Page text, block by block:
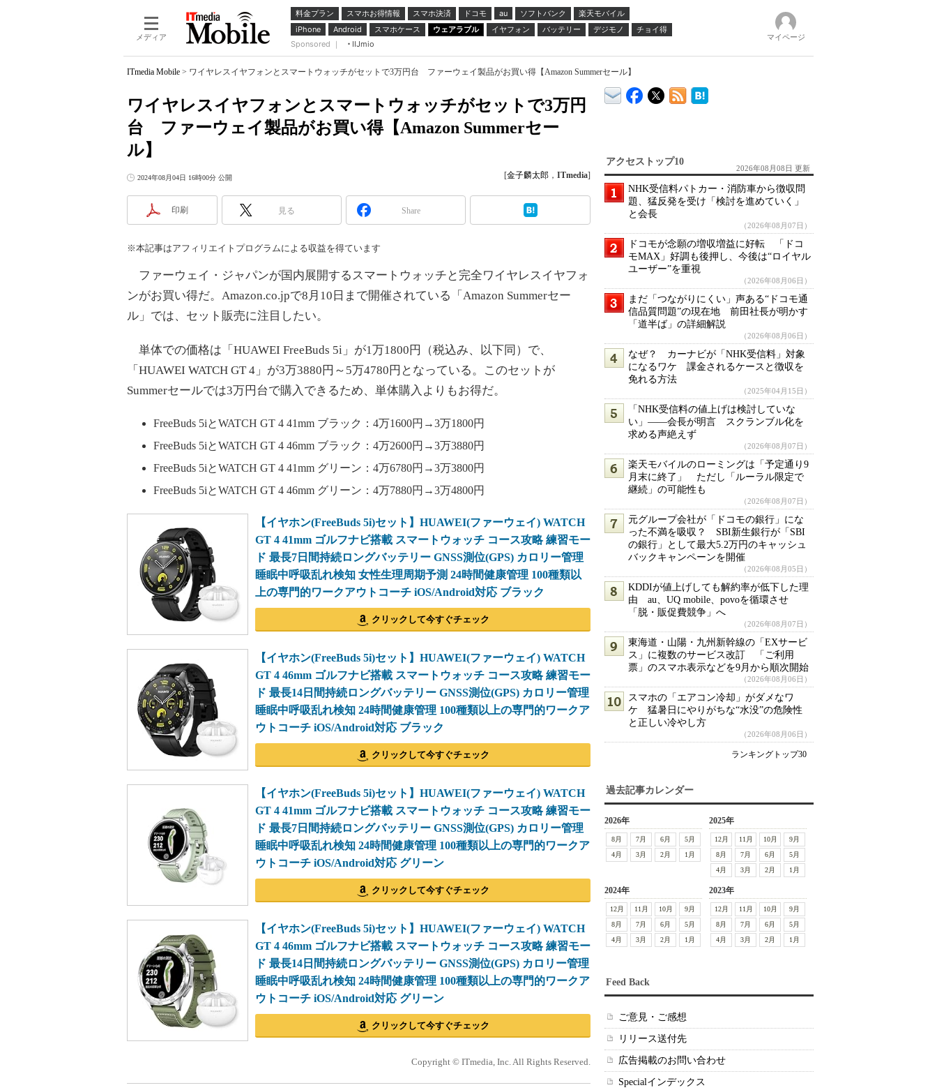
メディア
料金プラン スマホお得情報 スマホ決済 ドコモ au ソフトバンク
楽天モバイル
iPhone
Android スマホケース ウェアラブル イヤフォン バッテリー デジモノ
チョイ得
Sponsored ｜
IIJmio
マイページ
ITmedia Mobile > ワイヤレスイヤフォンとスマートウォッチがセットで3万円台 ファーウェイ製品がお買い得【Amazon Summerセール】
ワイヤレスイヤフォンとスマートウォッチがセットで3万円
台 ファーウェイ製品がお買い得【Amazon Summerセー
ル】
2024年08月04日 16時00分 公開 [金子麟太郎 ， ITmedia]
印刷 見る Share
※本記事はアフィリエイトプログラムによる収益を得ています
ファーウェイ・ジャパンが国内展開するスマートウォッチと完全ワイヤレスイヤフォ
ンがお買い得だ。Amazon.co.jpで8月10日まで開催されている「Amazon Summerセー
ル」では、セット販売に注目したい。
単体での価格は「HUAWEI FreeBuds 5i」が1万1800円（税込み、以下同）で、
「HUAWEI WATCH GT 4」が3万3880円～5万4780円となっている。このセットが
Summerセールでは3万円台で購入できるため、単体購入よりもお得だ。
FreeBuds 5iとWATCH GT 4 41mm ブラック：4万1600円→3万1800円
FreeBuds 5iとWATCH GT 4 46mm ブラック：4万2600円→3万3880円
FreeBuds 5iとWATCH GT 4 41mm グリーン：4万6780円→3万3800円
FreeBuds 5iとWATCH GT 4 46mm グリーン：4万7880円→3万4800円
【イヤホン(FreeBuds 5i)セット】HUAWEI(ファーウェイ) WATCH
GT 4 41mm ゴルフナビ搭載 スマートウォッチ コース攻略 練習モー
ド 最長7日間持続ロングバッテリー GNSS測位(GPS) カロリー管理
睡眠中呼吸乱れ検知 女性生理周期予測 24時間健康管理 100種類以
上の専門的ワークアウトコーチ iOS/Android対応 ブラック
クリックして今すぐチェック
【イヤホン(FreeBuds 5i)セット】HUAWEI(ファーウェイ) WATCH
GT 4 46mm ゴルフナビ搭載 スマートウォッチ コース攻略 練習モー
ド 最長14日間持続ロングバッテリー GNSS測位(GPS) カロリー管理
睡眠中呼吸乱れ検知 24時間健康管理 100種類以上の専門的ワークア
ウトコーチ iOS/Android対応 ブラック
クリックして今すぐチェック
【イヤホン(FreeBuds 5i)セット】HUAWEI(ファーウェイ) WATCH
GT 4 41mm ゴルフナビ搭載 スマートウォッチ コース攻略 練習モー
ド 最長7日間持続ロングバッテリー GNSS測位(GPS) カロリー管理
睡眠中呼吸乱れ検知 24時間健康管理 100種類以上の専門的ワークア
ウトコーチ iOS/Android対応 グリーン
クリックして今すぐチェック
【イヤホン(FreeBuds 5i)セット】HUAWEI(ファーウェイ) WATCH
GT 4 46mm ゴルフナビ搭載 スマートウォッチ コース攻略 練習モー
ド 最長14日間持続ロングバッテリー GNSS測位(GPS) カロリー管理
睡眠中呼吸乱れ検知 24時間健康管理 100種類以上の専門的ワークア
ウトコーチ iOS/Android対応 グリーン
クリックして今すぐチェック
Copyright © ITmedia, Inc. All Rights Reserved.
アクセストップ10
2026年08月08日 更新
NHK受信料パトカー・消防車から徴収問
題、猛反発を受け「検討を進めていく」
と会長
（2026年08月07日）
ドコモが念願の増収増益に好転 「ドコ
モMAX」好調も後押し、今後は“ロイヤル
ユーザー”を重視
（2026年08月06日）
まだ「つながりにくい」声ある“ドコモ通
信品質問題”の現在地 前田社長が明かす
「道半ば」の詳細解説
（2026年08月06日）
なぜ？ カーナビが「NHK受信料」対象
になるワケ 課金されるケースと徴収を
免れる方法
（2025年04月15日）
「NHK受信料の値上げは検討していな
い」――会長が明言 スクランブル化を
求める声絶えず
（2026年08月07日）
楽天モバイルのローミングは「予定通り9
月末に終了」 ただし「ルーラル限定で
継続」の可能性も
（2026年08月07日）
元グループ会社が「ドコモの銀行」にな
った不満を吸収？ SBI新生銀行が「SBI
の銀行」として最大5.2万円のキャッシュ
バックキャンペーンを開催
（2026年08月05日）
KDDIが値上げしても解約率が低下した理
由 au、UQ mobile、povoを循環させ
「脱・販促費競争」へ
（2026年08月07日）
東海道・山陽・九州新幹線の「EXサービ
ス」に複数のサービス改訂 「ご利用
票」のスマホ表示などを9月から順次開始
（2026年08月06日）
スマホの「エアコン冷却」がダメなワ
ケ 猛暑日にやりがちな“水没”の危険性
と正しい冷やし方
（2026年08月06日）
ランキングトップ30
過去記事カレンダー
2026年
8月 7月 6月
5月
4月
3月 2月 1月
2025年
12月 11月 10月
9月
8月
7月 6月
5月
4月
3月 2月 1月
2024年
12月 11月 10月
9月
8月
7月 6月
5月
4月
3月 2月 1月
2023年
12月 11月 10月
9月
8月
7月 6月
5月
4月
3月 2月 1月
Feed Back
ご意見・ご感想
リリース送付先
広告掲載のお問い合わせ
Specialインデックス